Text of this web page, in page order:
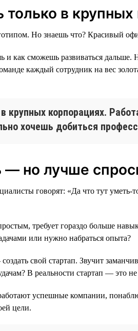
в
Но знаешь что? Красивый
как сможешь развиваться
каждый сотрудник на вес
крупных корпорациях.
хочешь добиться
но лучше
говорят: «Да что тут
требует гораздо больше
или нужно набраться опыта?
свой стартап. Звучит
В реальности стартап — это
успешные компании,
цели.